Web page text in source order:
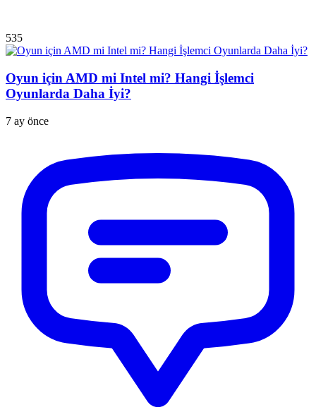
535
Oyun için AMD mi Intel mi? Hangi İşlemci
Oyunlarda Daha İyi?
7 ay önce